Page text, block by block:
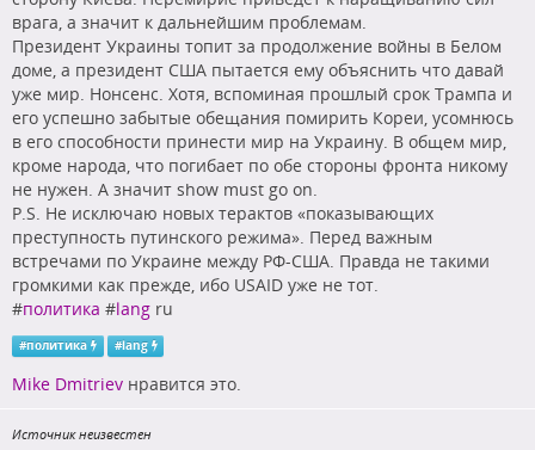
врага, а значит к дальнейшим проблемам.
Президент Украины топит за продолжение войны в Белом
доме, а президент США пытается ему объяснить что давай
уже мир. Нонсенс. Хотя, вспоминая прошлый срок Трампа и
его успешно забытые обещания помирить Кореи, усомнюсь
в его способности принести мир на Украину. В общем мир,
кроме народа, что погибает по обе стороны фронта никому
не нужен. А значит show must go on.
P.S. Не исключаю новых терактов «показывающих
преступность путинского режима». Перед важным
встречами по Украине между РФ-США. Правда не такими
громкими как прежде, ибо USAID уже не тот.
#политика #lang ru
#политика #lang
Mike Dmitriev нравится это.
Источник неизвестен